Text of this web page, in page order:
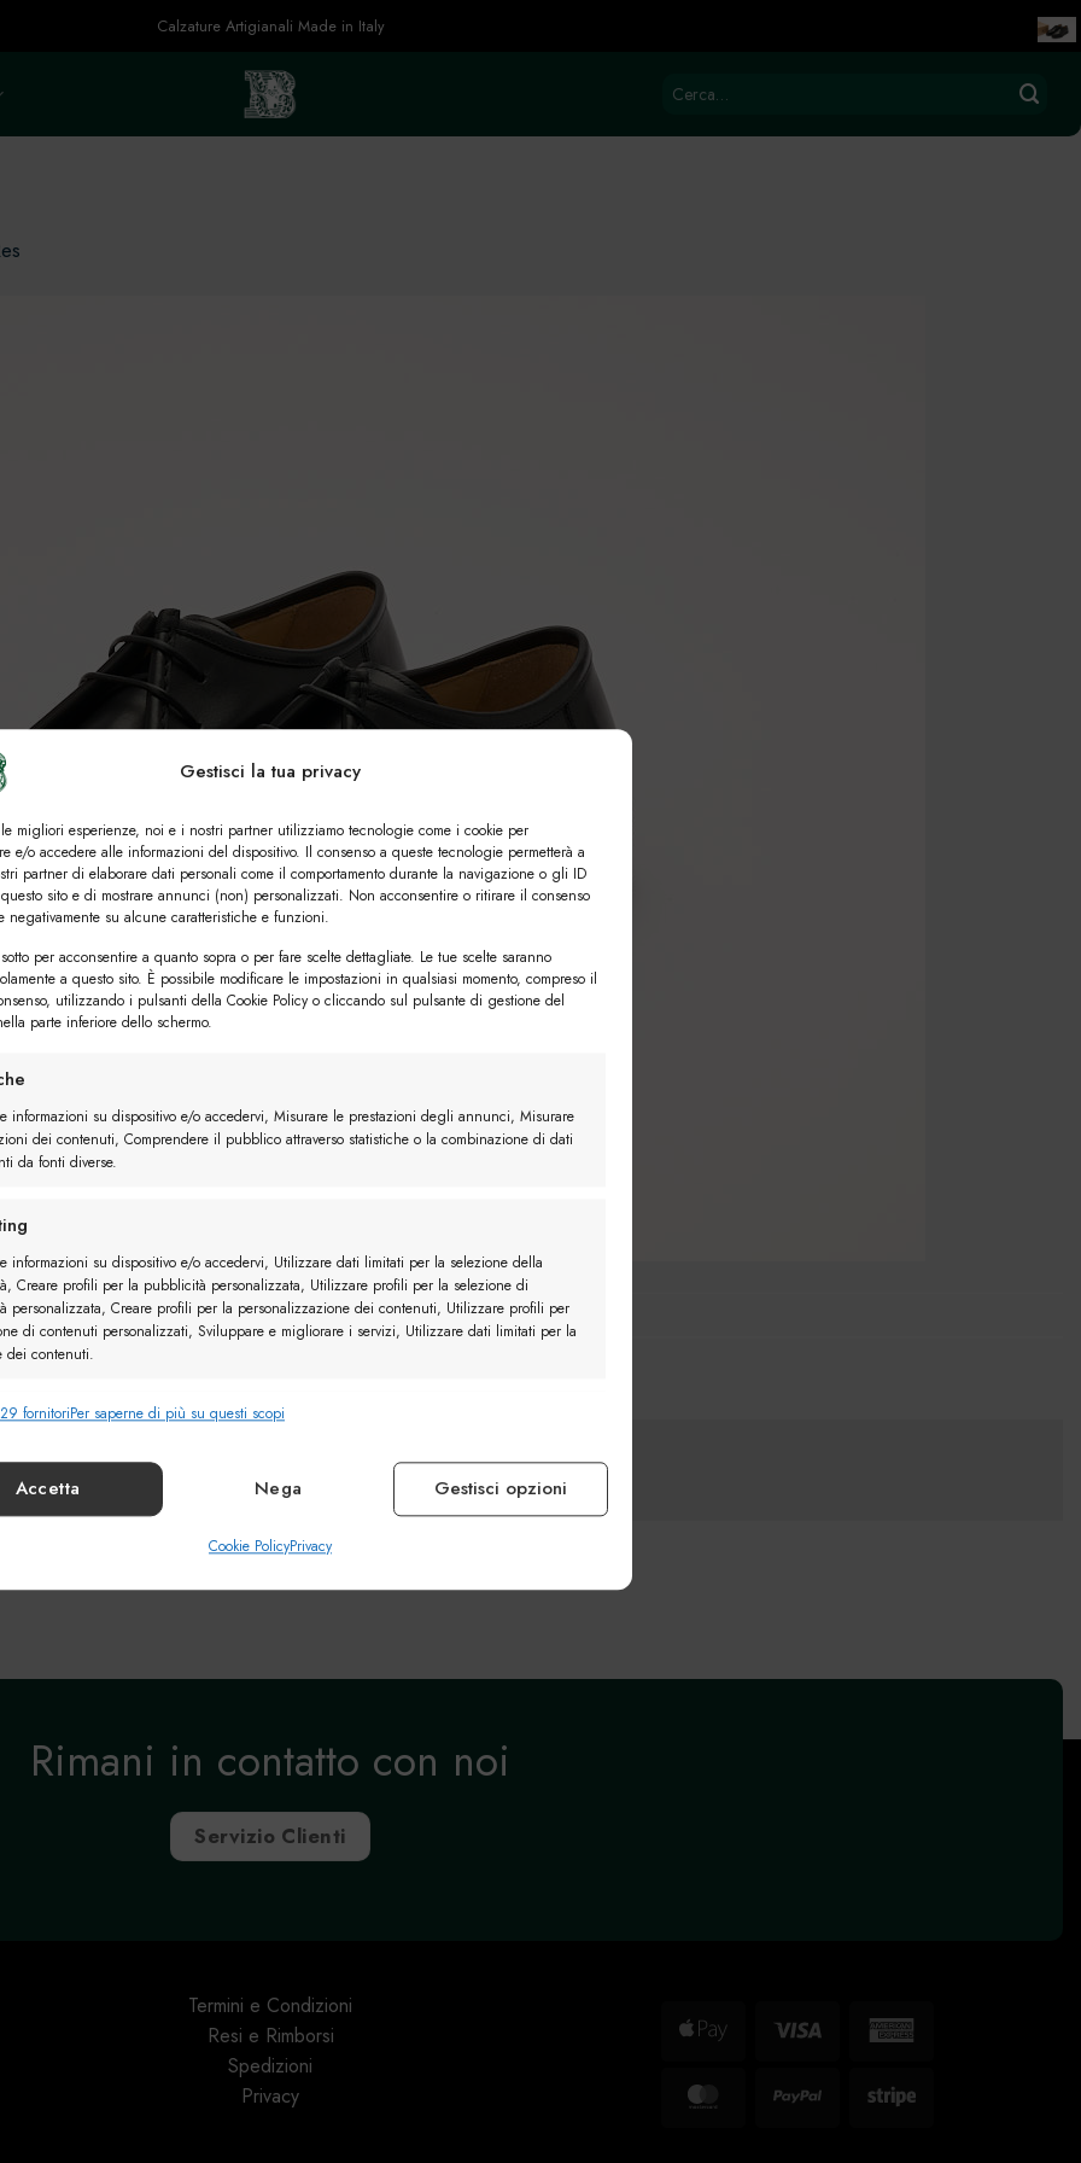
Gestisci la tua privacy
migliori esperienze, noi e i nostri partner utilizziamo tecnologie come i cookie per
e/o accedere alle informazioni del dispositivo. Il consenso a queste tecnologie permetterà a
partner di elaborare dati personali come il comportamento durante la navigazione o gli ID
sito e di mostrare annunci (non) personalizzati. Non acconsentire o ritirare il consenso
negativamente su alcune caratteristiche e funzioni.
per acconsentire a quanto sopra o per fare scelte dettagliate. Le tue scelte saranno
a questo sito. È possibile modificare le impostazioni in qualsiasi momento, compreso il
utilizzando i pulsanti della Cookie Policy o cliccando sul pulsante di gestione del
parte inferiore dello schermo.
informazioni su dispositivo e/o accedervi, Misurare le prestazioni degli annunci, Misurare
dei contenuti, Comprendere il pubblico attraverso statistiche o la combinazione di dati
da fonti diverse.
informazioni su dispositivo e/o accedervi, Utilizzare dati limitati per la selezione della
Creare profili per la pubblicità personalizzata, Utilizzare profili per la selezione di
personalizzata, Creare profili per la personalizzazione dei contenuti, Utilizzare profili per
di contenuti personalizzati, Sviluppare e migliorare i servizi, Utilizzare dati limitati per la
dei contenuti.
Identificare i dispositivi in base alle informazioni trasmesse automaticamente.
la sicurezza, prevenire e rilevare frodi, correggere
fornitoriPer saperne di più su questi scopi
Accetta Nega Gestisci opzioni
Cookie PolicyPrivacy
Calzature Artigianali Made in Italy
Cerca:
Rimani in contatto con noi
Servizio Clienti
Termini e Condizioni
Resi e Rimborsi
Spedizioni
Privacy
Apple
Visa
American
MasterCard
Stripe